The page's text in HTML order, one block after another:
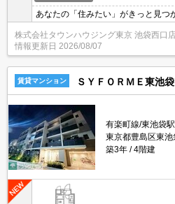
あなたの「住みたい」がきっと見つ
揃えた賃貸物件！お気軽にご相談く
ウジングへお任せください！
株式会社タウンハウジング東京 池袋西口
情報更新日 2026/08/07
賃貸マンション ＳＹＦＯＲＭＥ東池袋
有楽町線/東池袋
東京都豊島区東池
築3年
4階建